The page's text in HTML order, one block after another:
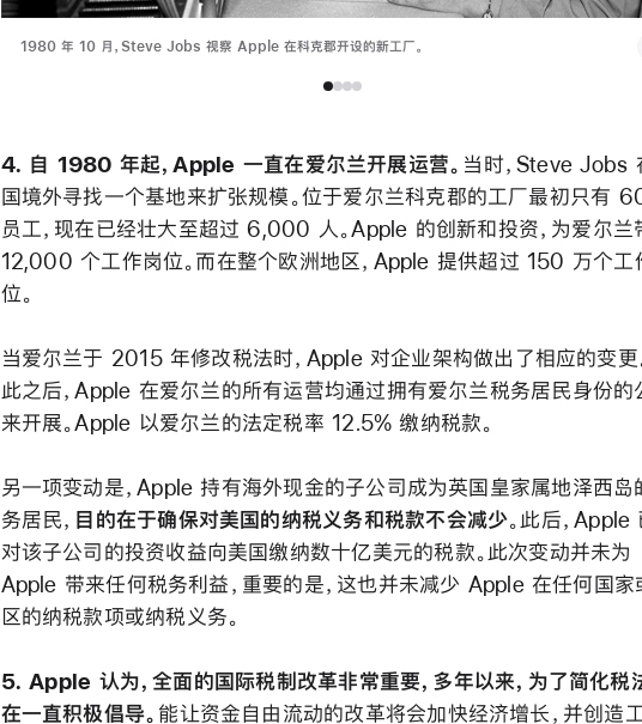
1980 年 10 月，Steve Jobs 视察 Apple 在科克郡开设的新工厂。
4. 自 1980 年起，Apple 一直在爱尔兰开展运营。 当时，Steve Jobs
国境外寻找一个基地来扩张规模。位于爱尔兰科克郡的工厂最初只有
员工，现在已经壮大至超过 6,000 人。Apple 的创新和投资，为爱尔兰
12,000 个工作岗位。而在整个欧洲地区，Apple 提供超过 150 万个工
位。
当爱尔兰于 2015 年修改税法时，Apple 对企业架构做出了相应的变更
此之后，Apple 在爱尔兰的所有运营均通过拥有爱尔兰税务居民身份的
来开展。Apple 以爱尔兰的法定税率 12.5% 缴纳税款。
另一项变动是，Apple 持有海外现金的子公司成为英国皇家属地泽西岛
务居民， 目的在于确保对美国的纳税义务和税款不会减少。此后，Apple
对该子公司的投资收益向美国缴纳数十亿美元的税款。此次变动并未为
Apple 带来任何税务利益，重要的是，这也并未减少 Apple 在任何国家
区的纳税款项或纳税义务。
5. Apple 认为，全面的国际税制改革非常重要，多年以来，为了简化税
在一直积极倡导。 能让资金自由流动的改革将会加快经济增长，并创造